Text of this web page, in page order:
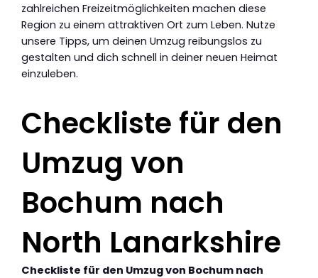
zahlreichen Freizeitmöglichkeiten machen diese
Region zu einem attraktiven Ort zum Leben. Nutze
unsere Tipps, um deinen Umzug reibungslos zu
gestalten und dich schnell in deiner neuen Heimat
einzuleben.
Checkliste für den
Umzug von
Bochum nach
North Lanarkshire
Checkliste für den Umzug von Bochum nach